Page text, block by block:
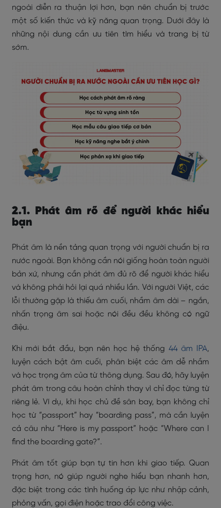
ngoài diễn ra thuận lợi hơn, bạn nên chuẩn bị trước
một số kiến thức và kỹ năng quan trọng. Dưới đây là
những nội dung cần ưu tiên tìm hiểu và trang bị từ
sớm.
2.1. Phát âm rõ để người khác hiểu
bạn
Phát âm là nền tảng quan trọng với người chuẩn bị ra
nước ngoài. Bạn không cần nói giống hoàn toàn người
bản xứ, nhưng cần phát âm đủ rõ để người khác hiểu
và không phải hỏi lại quá nhiều lần. Với người Việt, các
lỗi thường gặp là thiếu âm cuối, nhầm âm dài – ngắn,
nhấn trọng âm sai hoặc nói đều đều không có ngữ
điệu.
Khi mới bắt đầu, bạn nên học hệ thống 44 âm IPA,
luyện cách bật âm cuối, phân biệt các âm dễ nhầm
và học trọng âm của từ thông dụng. Sau đó, hãy luyện
phát âm trong câu hoàn chỉnh thay vì chỉ đọc từng từ
riêng lẻ. Ví dụ, khi học chủ đề sân bay, bạn không chỉ
học từ “passport” hay “boarding pass”, mà cần luyện
cả câu như “Here is my passport” hoặc “Where can I
find the boarding gate?”.
Phát âm tốt giúp bạn tự tin hơn khi giao tiếp. Quan
trọng hơn, nó giúp người nghe hiểu bạn nhanh hơn,
đặc biệt trong các tình huống áp lực như nhập cảnh,
phỏng vấn, gọi điện hoặc trao đổi công việc.